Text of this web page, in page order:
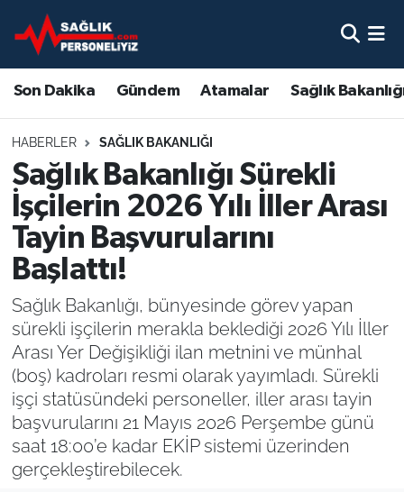
Son Dakika Gündem Atamalar Sağlık
HABERLER SAĞLIK BAKANLIĞI
Sağlık Bakanlığı Sürekli
İşçilerin 2026 Yılı İller Arası
Tayin Başvurularını
Başlattı!
Sağlık Bakanlığı, bünyesinde görev yapan
sürekli işçilerin merakla beklediği 2026 Yılı İller
Arası Yer Değişikliği ilan metnini ve münhal
(boş) kadroları resmi olarak yayımladı. Sürekli
işçi statüsündeki personeller, iller arası tayin
başvurularını 21 Mayıs 2026 Perşembe günü
saat 18:00’e kadar EKİP sistemi üzerinden
gerçekleştirebilecek.
Son Dakika
Gündem
Atamalar
Sağlık Bakanlığı
Mevzuat
Sendika
Sağlık Personeli Alımı
Eğitim
Sağlık
Güncel
Nöbetçi Eczaneler
Hava Durumu
Namaz Vakitleri
Trafik Durumu
Süper Lig Puan Durumu ve Fikstür
Tüm Manşetler
Son Dakika Haberleri
Haber Arşivi